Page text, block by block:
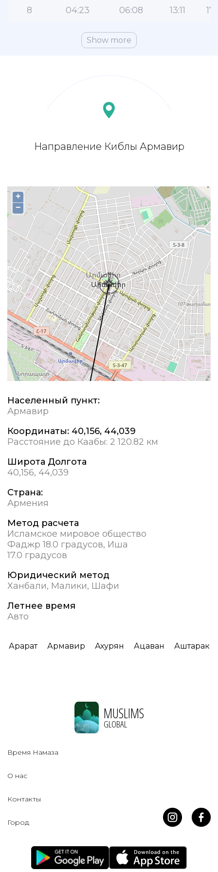
8 04:23 06:08 13:11
Show more
Направление Киблы Армавир
+
−
Населенный пункт:
Армавир
Координаты: 40,156, 44,039
Расстояние до Каабы: 2 120.82 км
Широта Долгота
40,156, 44,039
Страна:
Армения
Метод расчета
Исламское мировое общество
Фаджр 18.0 градусов, Иша
17.0 градусов
Юридический метод
Ханбали, Малики, Шафи
Летнее время
Авто
Арарат Армавир Ахурян Ацаван Аштарак
MUSLIMS
GLOBAL
Время Намаза
О нас
Контакты
Город